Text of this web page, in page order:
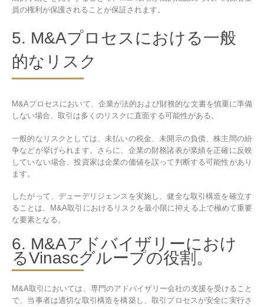
員の権利が保護されることが保証されます。
5. M&Aプロセスにおける一般
的なリスク
M&Aプロセスにおいて、企業が法的および財務的な文書を慎重に準備
しない場合、取引は多くのリスクに直面する可能性がある。
一般的なリスクとしては、未払いの税金、未開示の負債、株主間の紛
争などが挙げられます。さらに、企業の財務諸表が業績を正確に反映
していない場合、投資家は企業の価値を誤って判断する可能性があり
ます。
したがって、デューデリジェンスを実施し、健全な取引構造を確立す
ることは、M&A取引におけるリスクを最小限に抑える上で極めて重要
な要素となる。
6. M&Aアドバイザリーにおけ
るVinascグループの役割。
M&A取引においては、専門のアドバイザリー会社の支援を受けること
で、当事者は適切な取引構造を構築し、取引プロセスが安全に実行さ